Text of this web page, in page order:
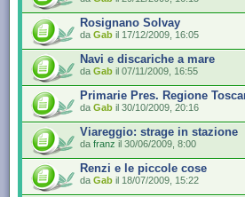
Rosignano Solvay
da Gab il 17/12/2009, 16:05
Navi e discariche a mare
da Gab il 07/11/2009, 16:55
Primarie Pres. Regione
da Gab il 30/10/2009, 20:16
Viareggio: strage in stazione
da franz il 30/06/2009, 8:00
Renzi e le piccole cose
da Gab il 18/07/2009, 15:22